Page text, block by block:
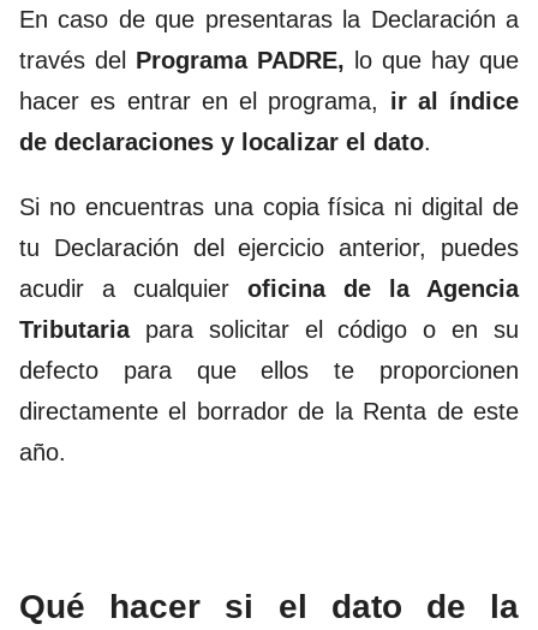
En caso de que presentaras la Declaración a
través del Programa PADRE, lo que hay que
hacer es entrar en el programa, ir al índice
de declaraciones y localizar el dato.
Si no encuentras una copia física ni digital de
tu Declaración del ejercicio anterior, puedes
acudir a cualquier oficina de la Agencia
Tributariapara solicitar el código o en su
defecto para que ellos te proporcionen
directamente el borrador de la Renta de este
año.
Qué hacer si el dato de la